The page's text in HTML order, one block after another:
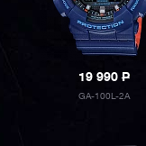
19 990P
GA-100L-2A